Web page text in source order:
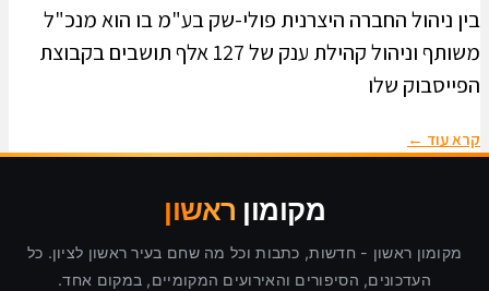
בין ניהול החברה היצרנית פולי-שק בע"מ בו הוא מנכ"ל
משותף וניהול קהילת ענק של 127 אלף תושבים בקבוצת
הפייסבוק שלו
קרא עוד ←
מקומון ראשון
מקומון ראשון - חדשות, כתבות וכל מה שחם בעיר ראשון לציון. כל
העדכונים, הסיפורים והאירועים המקומיים, במקום אחד.